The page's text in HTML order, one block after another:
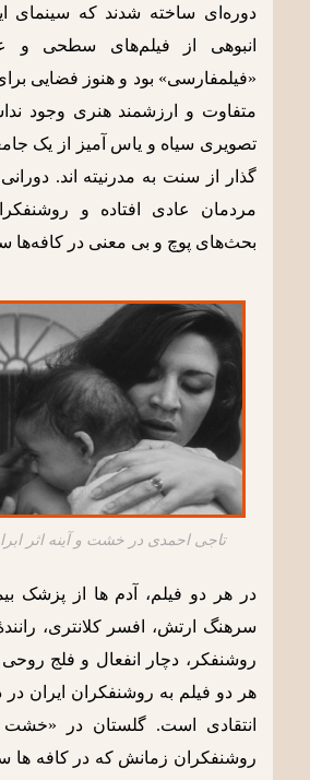
دوره‌ای ساخته شدند که سینمای
انبوهی از فیلم‌های سطحی و
«فیلمفارسی» بود و هنوز فضایی
متفاوت و ارزشمند هنری وجود
تصویری سیاه و یاس آمیز از یک
گذار از سنت به مدرنیته اند.
مردمان عادی افتاده و
بحث‌های پوچ و بی معنی در کافه‌ها
تاجی احمدی در خشت و آینه اثر
در هر دو فیلم، آدم ها از پزشک
سرهنگ ارتش، افسر کلانتری،
روشنفکر، دچار انفعال و فلج
هر دو فیلم به روشنفکران ایران
انتقادی است. گلستان در «خشت
روشنفکران زمانش که در کافه